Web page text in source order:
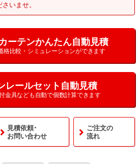
いませ。
ーテンかんたん自動見積
格比較・シミュレーションができます
レールセット自動見積
金具なども自動で個数計算できます
見積依頼･
お問い合わせ
ご注文の
流れ